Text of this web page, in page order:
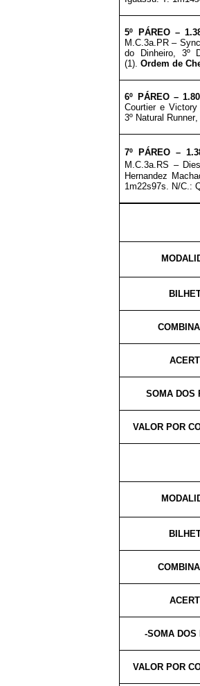
5º PÁREO –
M.C.3a.PR –
do Dinheiro, 3º
(1).Ordem de
6º PÁREO –1.80
Courtier e
3º Natural Runner,
7º PÁREO –
M.C.3a.RS –
Hernandez
1m22s97s. N/C.:
SOMA DOS
VALOR POR
-SOMA DOS
VALOR POR